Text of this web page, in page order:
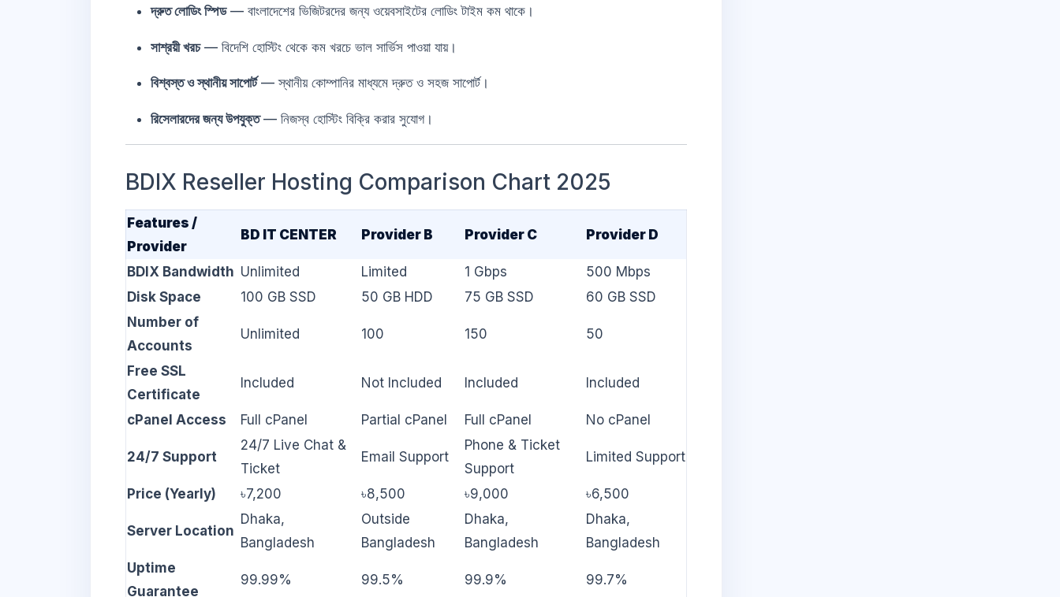
দ্রুত লোডিং স্পিড— বাংলাদেশের ভিজিটরদের জন্য ওয়েবসাইটের লোডিং টাইম কম থাকে।
সাশ্রয়ী খরচ— বিদেশি হোস্টিং থেকে কম খরচে ভাল সার্ভিস পাওয়া যায়।
বিশ্বস্ত ও স্থানীয় সাপোর্ট— স্থানীয় কোম্পানির মাধ্যমে দ্রুত ও সহজ সাপোর্ট।
রিসেলারদের জন্য উপযুক্ত— নিজস্ব হোস্টিং বিক্রি করার সুযোগ।
BDIX Reseller Hosting Comparison Chart 2025
Features /
Provider
BD IT CENTER Provider B Provider C Provider D
BDIX Bandwidth Unlimited Limited 1 Gbps
500 Mbps
Disk Space
100 GB SSD 50 GB HDD 75 GB SSD
60 GB SSD
Number of
Accounts
Unlimited 100 150 50
Free SSL
Certificate
Included Not Included Included Included
cPanel Access Full cPanel Partial cPanel Full cPanel No cPanel
24/7 Support
24/7 Live Chat &
Ticket
Email Support
Phone & Ticket
Support
Limited Support
Price (Yearly) ৳7,200 ৳8,500 ৳9,000 ৳6,500
Server Location
Dhaka,
Bangladesh
Outside
Bangladesh
Dhaka,
Bangladesh
Dhaka,
Bangladesh
Uptime
Guarantee
99.99% 99.5% 99.9% 99.7%